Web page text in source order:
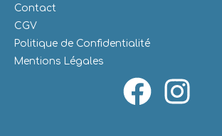
Contact
CGV
Politique de Confidentialité
Mentions Légales